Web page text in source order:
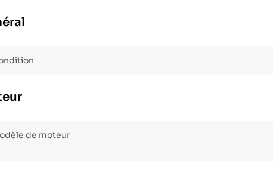
de moteur